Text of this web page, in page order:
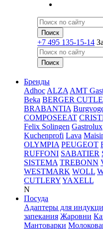
+7 495 135-15-14
Бренды
Adhoc ALZA AMT
Beka BERGER
BRABANTIA
COMPOSEEAT
Felix Solingen Gastrolux
Kuchenprofi Lava
OLYMPIA PEUGEOT
RUFFONI SABATIER
SISTEMA TREBONN
WESTMARK WOLL
CUTLERYYAXELL
N
Посуда
Адаптеры для
запекания Жаровни
Мантоварки